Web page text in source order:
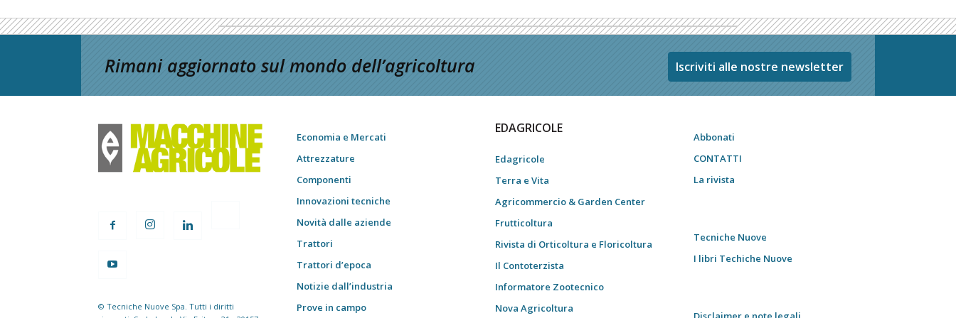
Rimani aggiornato sul mondo dell’agricoltura Iscriviti alle nostre newsletter
© Tecniche Nuove Spa. Tutti i diritti
Economia e Mercati
Attrezzature
Componenti
Innovazioni tecniche
Novità dalle aziende
Trattori
Trattori d’epoca
Notizie dall’industria
Prove in campo
EDAGRICOLE
Edagricole
Terra e Vita
Agricommercio & Garden Center
Frutticoltura
Rivista di Orticoltura e Floricoltura
Il Contoterzista
Informatore Zootecnico
Nova Agricoltura
Abbonati
CONTATTI
La rivista
Tecniche Nuove
I libri Techiche Nuove